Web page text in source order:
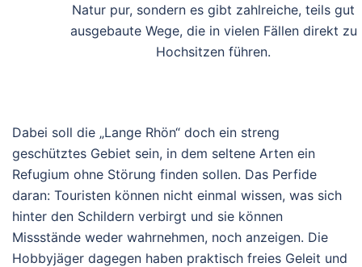
Natur pur, sondern es gibt zahlreiche, teils gut
ausgebaute Wege, die in vielen Fällen direkt zu
Hochsitzen führen.
Dabei soll die „Lange Rhön“ doch ein streng
geschütztes Gebiet sein, in dem seltene Arten ein
Refugium ohne Störung finden sollen. Das Perfide
daran: Touristen können nicht einmal wissen, was sich
hinter den Schildern verbirgt und sie können
Missstände weder wahrnehmen, noch anzeigen. Die
Hobbyjäger dagegen haben praktisch freies Geleit und